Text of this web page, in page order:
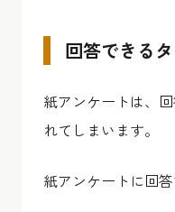
回答できる
紙アンケートは、
れてしまいます。
紙アンケートに回